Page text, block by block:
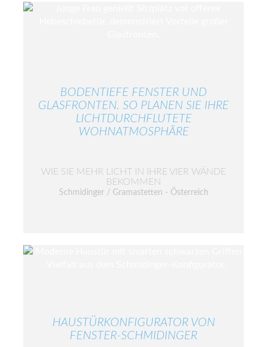
BODENTIEFE FENSTER UND
GLASFRONTEN. SO PLANEN SIE IHRE
LICHTDURCHFLUTETE
WOHNATMOSPHÄRE
WIE SIE MEHR LICHT IN IHRE VIER WÄNDE
BEKOMMEN
Schmidinger / Gramastetten - Österreich
HAUSTÜRKONFIGURATOR VON
FENSTER-SCHMIDINGER